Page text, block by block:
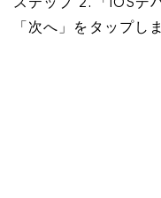
ステップ 2. 「iOSデ
「次へ」をタップし